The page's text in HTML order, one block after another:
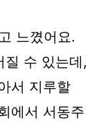
느꼈어요.
질 수 있는데,
서 지루할
에서 서동주